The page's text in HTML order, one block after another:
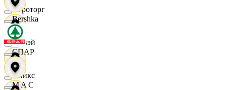
Агроторг
Амвэй
Аникс
Bershka
СПАР
M A C